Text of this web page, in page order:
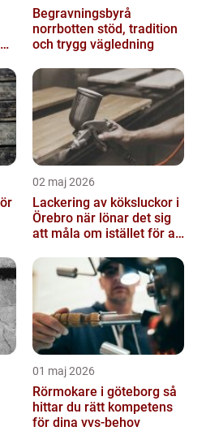
Begravningsbyrå
norrbotten stöd, tradition
och trygg vägledning
02 maj 2026
Lackering av köksluckor i
Örebro när lönar det sig
att måla om istället för att
01 maj 2026
Rörmokare i göteborg så
hittar du rätt kompetens
för dina vvs-behov